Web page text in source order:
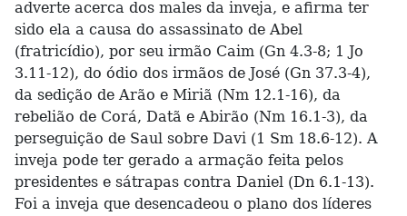
adverte acerca dos males da inveja, e afirma ter
sido ela a causa do assassinato de Abel
(fratricídio), por seu irmão Caim (Gn 4.3-8; 1 Jo
3.11-12), do ódio dos irmãos de José (Gn 37.3-4),
da sedição de Arão e Miriã (Nm 12.1-16), da
rebelião de Corá, Datã e Abirão (Nm 16.1-3), da
perseguição de Saul sobre Davi (1 Sm 18.6-12). A
inveja pode ter gerado a armação feita pelos
presidentes e sátrapas contra Daniel (Dn 6.1-13).
Foi a inveja que desencadeou o plano dos líderes